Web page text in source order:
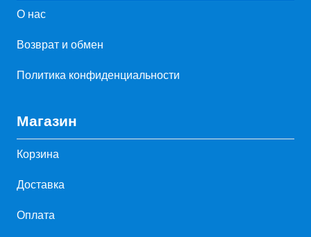
О нас
Возврат и обмен
Политика конфиденциальности
Магазин
Корзина
Доставка
Оплата